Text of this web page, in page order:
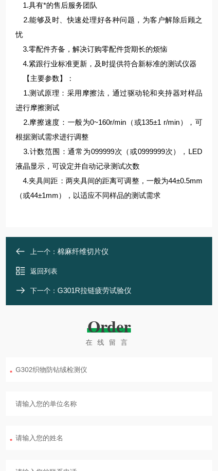
1.具有*的售后服务团队
2.能够及时、快速处理好各种问题，为客户解除后顾之
忧
3.零配件齐备，解决订购零配件货期长的烦恼
4.紧跟行业标准更新，及时提供符合新标准的测试仪器
【主要参数】：
1.测试原理：采用摩擦法，通过驱动轮和夹持器对样品
进行摩擦测试
2.摩擦速度：一般为0~160r/min（或135±1 r/min），可
根据测试需求进行调整
3.计数范围：通常为099999次（或0999999次），LED
液晶显示，可设定并自动记录测试次数
4.夹具间距：两夹具间的距离可调整，一般为44±0.5mm
（或44±1mm），以适应不同样品的测试需求
上一个： 棉麻纤维切片仪
返回列表
下一个： G301R拉链疲劳试验仪
Order
在线留言